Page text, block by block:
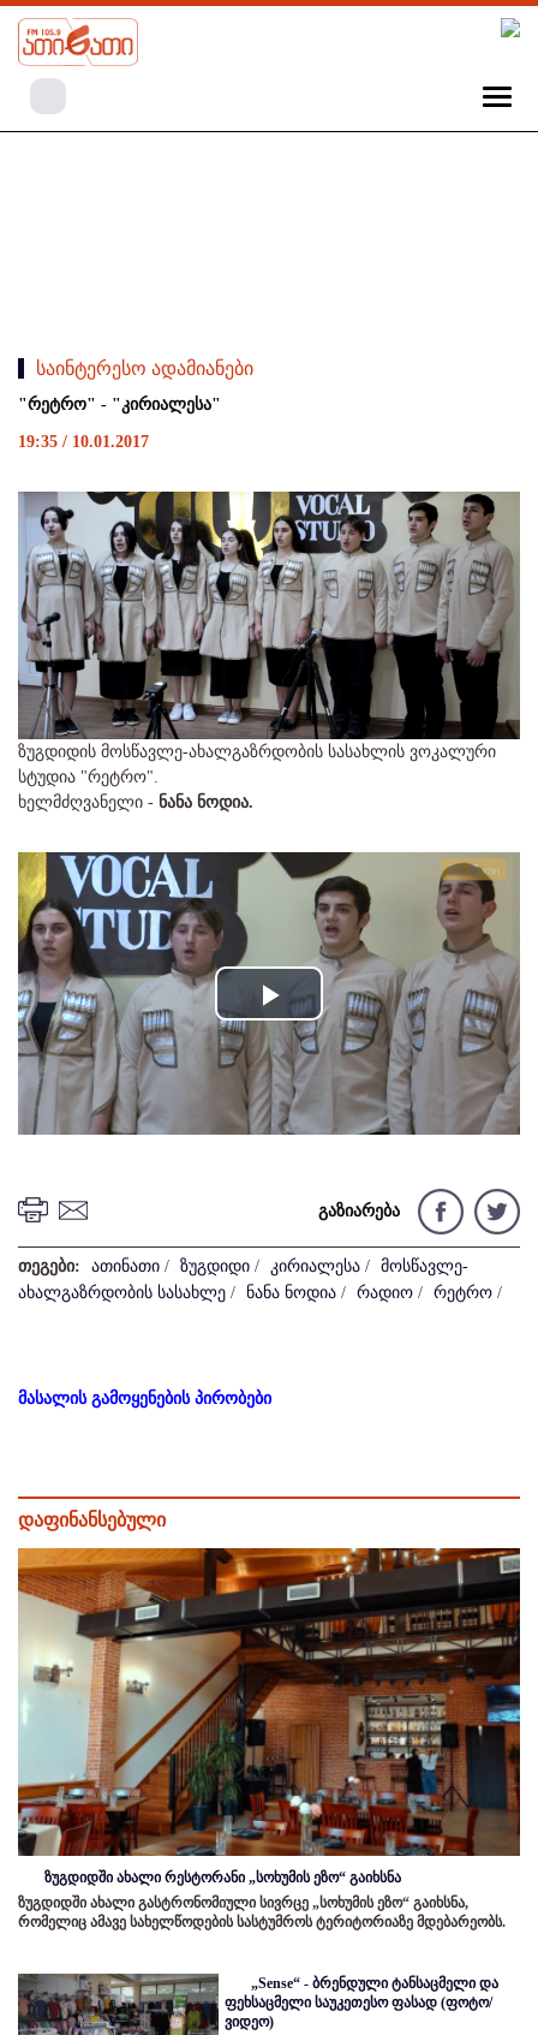
საინტერესო ადამიანები
"რეტრო" - "კირიალესა"
19:35 / 10.01.2017
ზუგდიდის მოსწავლე-ახალგაზრდობის სასახლის ვოკალური
სტუდია "რეტრო".
ხელმძღვანელი - ნანა ნოდია.
Play
Video
გაზიარება
თეგები: ათინათი / ზუგდიდი / კირიალესა / მოსწავლე-
ახალგაზრდობის სასახლე / ნანა ნოდია / რადიო / რეტრო /
მასალის გამოყენების პირობები
დაფინანსებული
ზუგდიდში ახალი რესტორანი „სოხუმის ეზო“ გაიხსნა
ზუგდიდში ახალი გასტრონომიული სივრცე „სოხუმის ეზო“ გაიხსნა,
რომელიც ამავე სახელწოდების სასტუმროს ტერიტორიაზე მდებარეობს.
„Sense“ - ბრენდული ტანსაცმელი და
ფეხსაცმელი საუკეთესო ფასად (ფოტო/
ვიდეო)